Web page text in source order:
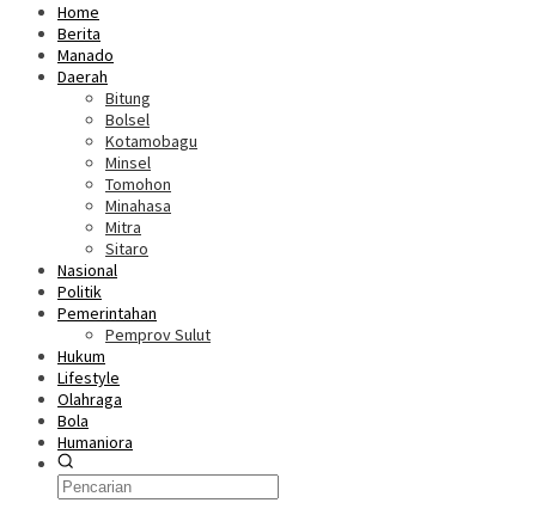
Home
Berita
Manado
Daerah
Bitung
Bolsel
Kotamobagu
Minsel
Tomohon
Minahasa
Mitra
Sitaro
Nasional
Politik
Pemerintahan
Pemprov Sulut
Hukum
Lifestyle
Olahraga
Bola
Humaniora